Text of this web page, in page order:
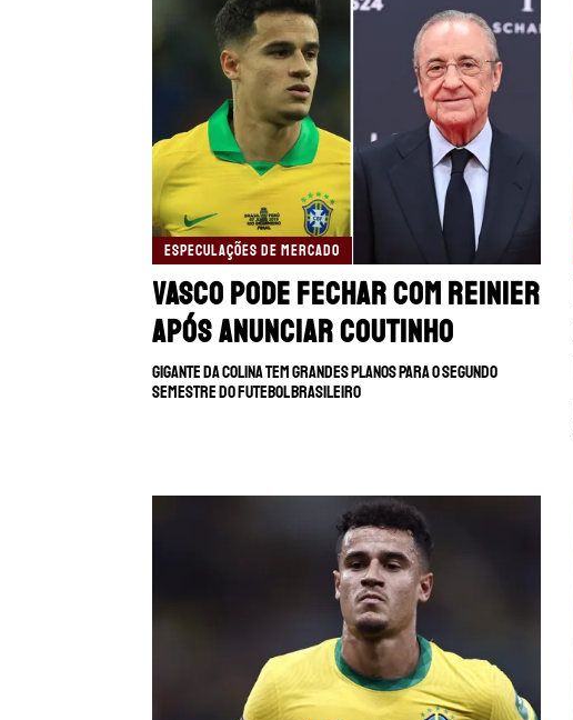
ESPECULAÇÕES DE MERCADO
Vasco pode fechar com Reinier
após anunciar Coutinho
Gigante da Colina tem grandes planos para o segundo
semestre do futebol brasileiro